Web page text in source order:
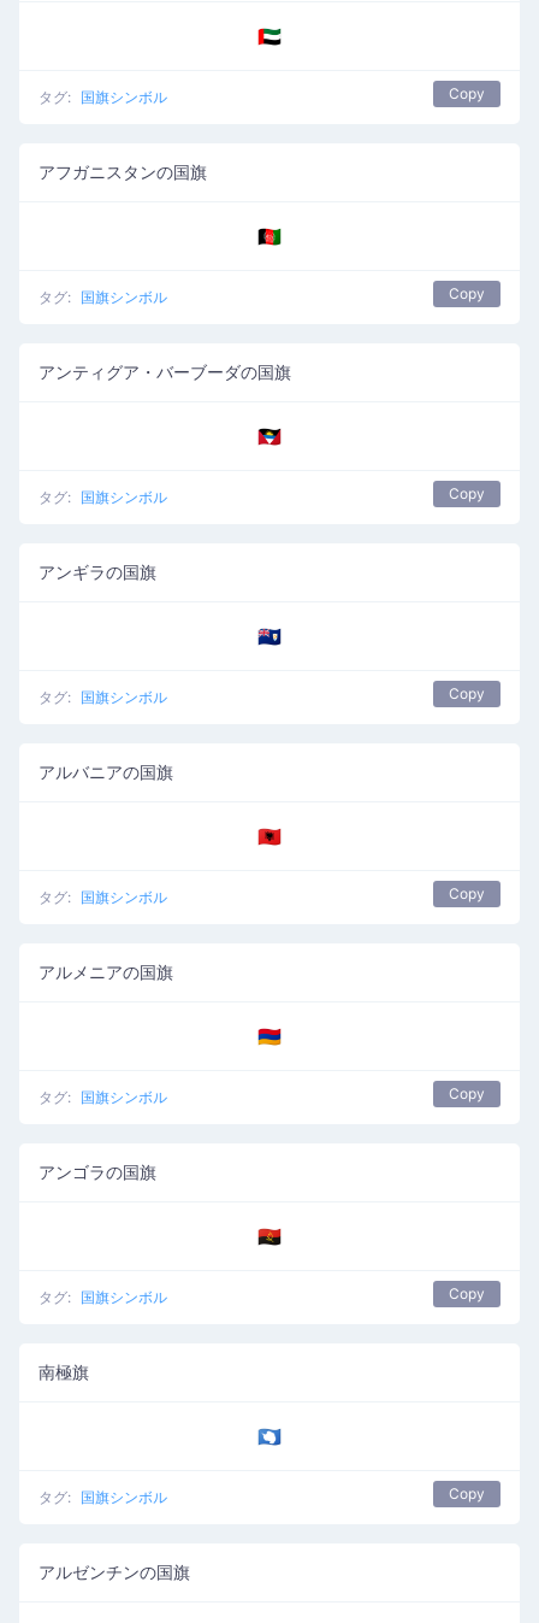
🇦🇪
タグ: 国旗シンボル Copy
アフガニスタンの国旗
🇦🇫
タグ: 国旗シンボル Copy
アンティグア・バーブーダの国旗
🇦🇬
タグ: 国旗シンボル Copy
アンギラの国旗
🇦🇮
タグ: 国旗シンボル Copy
アルバニアの国旗
🇦🇱
タグ: 国旗シンボル Copy
アルメニアの国旗
🇦🇲
タグ: 国旗シンボル Copy
アンゴラの国旗
🇦🇴
タグ: 国旗シンボル Copy
南極旗
🇦🇶
タグ: 国旗シンボル Copy
アルゼンチンの国旗